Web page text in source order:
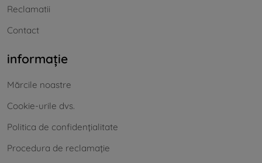
Reclamatii
Contact
informație
Mărcile noastre
Cookie-urile dvs.
Politica de confidențialitate
Procedura de reclamație